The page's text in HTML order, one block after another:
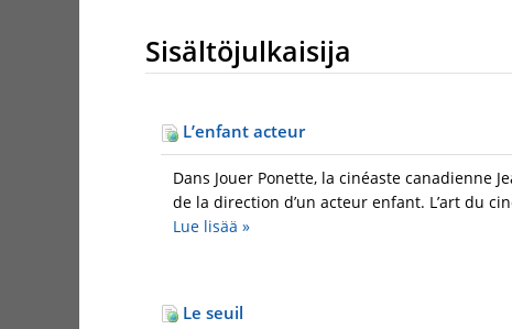
Sisältöjulkaisija
L’enfant acteur
Dans Jouer Ponette, la cinéaste canadienne
de la direction d’un acteur enfant. L’art du
Lue lisää »
Le seuil